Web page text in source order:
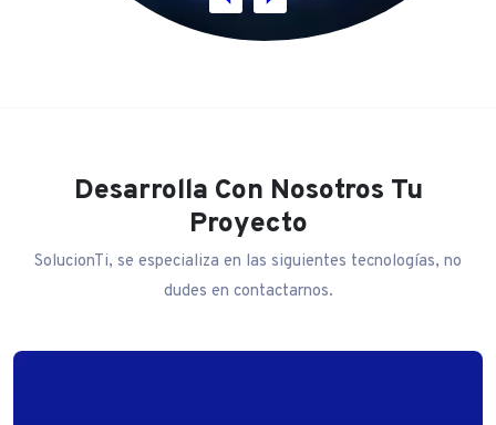
Desarrolla Con Nosotros Tu
Proyecto
SolucionTi, se especializa en las siguientes tecnologías, no
dudes en contactarnos.